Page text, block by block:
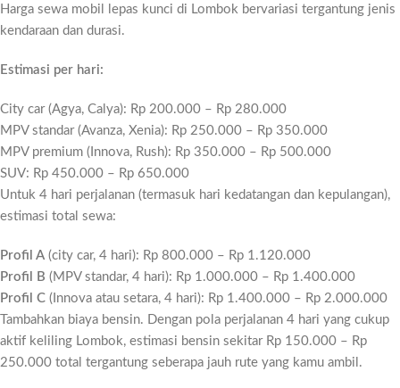
Harga sewa mobil lepas kunci di Lombok bervariasi tergantung jenis
kendaraan dan durasi.
Estimasi per hari:
City car (Agya, Calya): Rp 200.000 – Rp 280.000
MPV standar (Avanza, Xenia): Rp 250.000 – Rp 350.000
MPV premium (Innova, Rush): Rp 350.000 – Rp 500.000
SUV: Rp 450.000 – Rp 650.000
Untuk 4 hari perjalanan (termasuk hari kedatangan dan kepulangan),
estimasi total sewa:
Profil A (city car, 4 hari): Rp 800.000 – Rp 1.120.000
Profil B (MPV standar, 4 hari): Rp 1.000.000 – Rp 1.400.000
Profil C (Innova atau setara, 4 hari): Rp 1.400.000 – Rp 2.000.000
Tambahkan biaya bensin. Dengan pola perjalanan 4 hari yang cukup
aktif keliling Lombok, estimasi bensin sekitar Rp 150.000 – Rp
250.000 total tergantung seberapa jauh rute yang kamu ambil.